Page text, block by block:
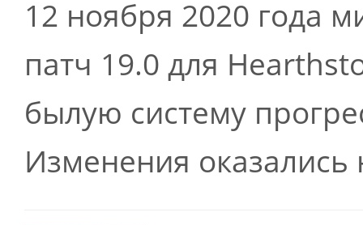
12 ноября 2020 года
патч 19.0 для
былую систему
Изменения оказались